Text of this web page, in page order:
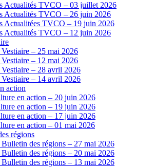
Actualités TVCO – 03 juillet 2026
Actualités TVCO – 26 juin 2026
Actualitées TVCO – 19 juin 2026
Actualités TVCO – 12 juin 2026
– 25 mai 2026
– 12 mai 2026
– 28 avril 2026
– 14 avril 2026
action
en action – 20 juin 2026
en action – 19 juin 2026
en action – 17 juin 2026
en action – 01 mai 2026
régions
des régions – 27 mai 2026
des régions – 20 mai 2026
des régions – 13 mai 2026